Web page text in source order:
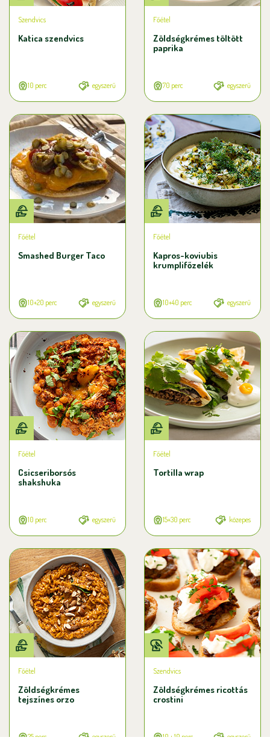
Szendvics
Katica szendvics
10 perc egyszerű
Főétel
Zöldségkrémes töltött
paprika
70 perc egyszerű
Főétel
Smashed Burger Taco
10+20 perc egyszerű
Főétel
Kapros-koviubis
krumplifőzelék
10+40 perc egyszerű
Főétel
Csicseriborsós
shakshuka
10 perc egyszerű
Főétel
Tortilla wrap
15+30 perc közepes
Főétel
Zöldségkrémes
tejszínes orzo
25 perc egyszerű
Szendvics
Zöldségkrémes ricottás
crostini
10 + 10 perc egyszerű